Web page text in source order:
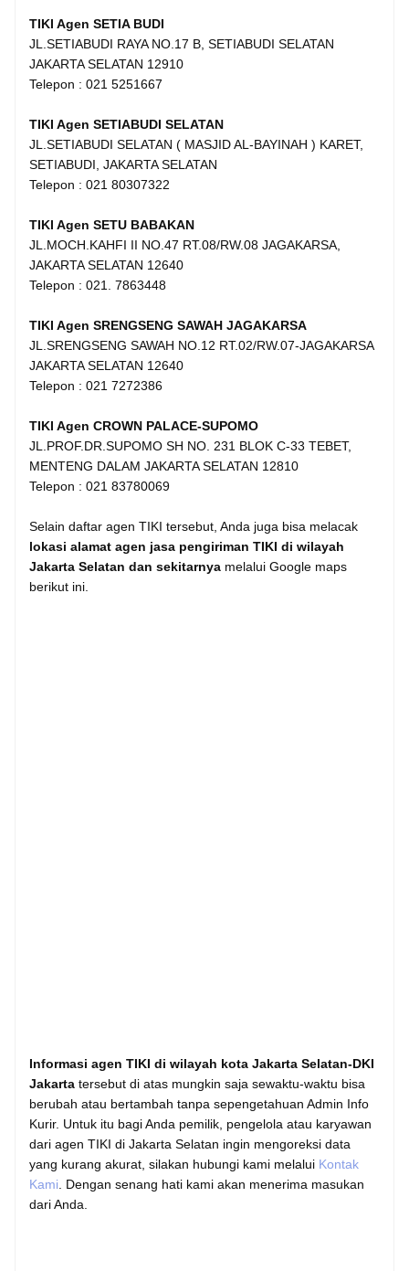
TIKI Agen SETIA BUDI
JL.SETIABUDI RAYA NO.17 B, SETIABUDI SELATAN
JAKARTA SELATAN 12910
Telepon : 021 5251667
TIKI Agen SETIABUDI SELATAN
JL.SETIABUDI SELATAN ( MASJID AL-BAYINAH ) KARET,
SETIABUDI, JAKARTA SELATAN
Telepon : 021 80307322
TIKI Agen SETU BABAKAN
JL.MOCH.KAHFI II NO.47 RT.08/RW.08 JAGAKARSA,
JAKARTA SELATAN 12640
Telepon : 021. 7863448
TIKI Agen SRENGSENG SAWAH JAGAKARSA
JL.SRENGSENG SAWAH NO.12 RT.02/RW.07-JAGAKARSA
JAKARTA SELATAN 12640
Telepon : 021 7272386
TIKI Agen CROWN PALACE-SUPOMO
JL.PROF.DR.SUPOMO SH NO. 231 BLOK C-33 TEBET,
MENTENG DALAM JAKARTA SELATAN 12810
Telepon : 021 83780069
Selain daftar agen TIKI tersebut, Anda juga bisa melacak
lokasi alamat agen jasa pengiriman TIKI di wilayah
Jakarta Selatan dan sekitarnya melalui Google maps
berikut ini.
Informasi agen TIKI di wilayah kota Jakarta Selatan-DKI
Jakarta tersebut di atas mungkin saja sewaktu-waktu bisa
berubah atau bertambah tanpa sepengetahuan Admin Info
Kurir. Untuk itu bagi Anda pemilik, pengelola atau karyawan
dari agen TIKI di Jakarta Selatan ingin mengoreksi data
yang kurang akurat, silakan hubungi kami melalui Kontak
Kami. Dengan senang hati kami akan menerima masukan
dari Anda.